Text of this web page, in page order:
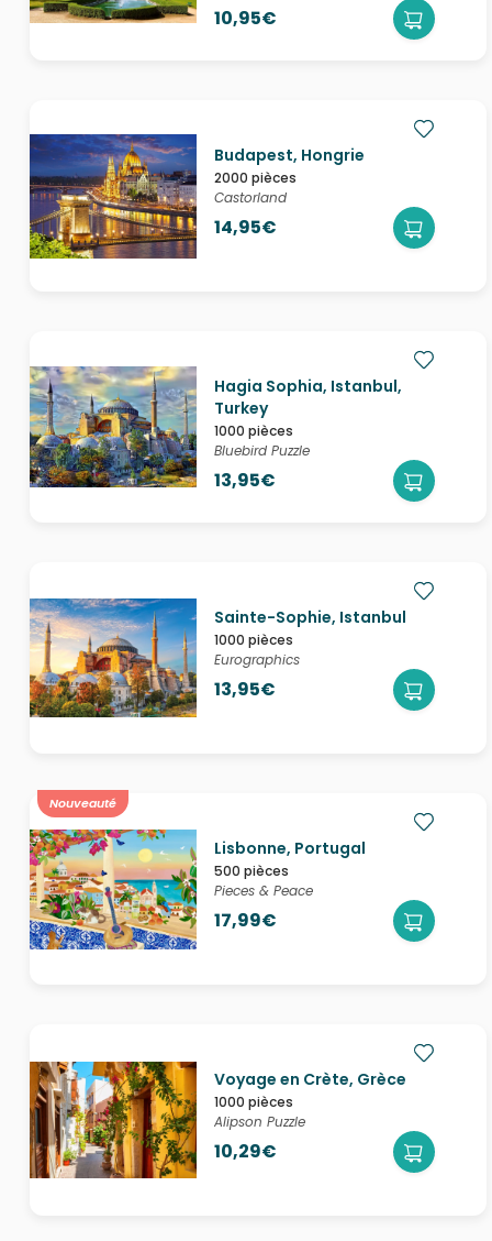
10,95€
Budapest, Hongrie
2000 pièces
Castorland
14,95€
Hagia Sophia, Istanbul,
Turkey
1000 pièces
Bluebird Puzzle
13,95€
Sainte-Sophie, Istanbul
1000 pièces
Eurographics
13,95€
Nouveauté
Lisbonne, Portugal
500 pièces
Pieces & Peace
17,99€
Voyage en Crète, Grèce
1000 pièces
Alipson Puzzle
10,29€